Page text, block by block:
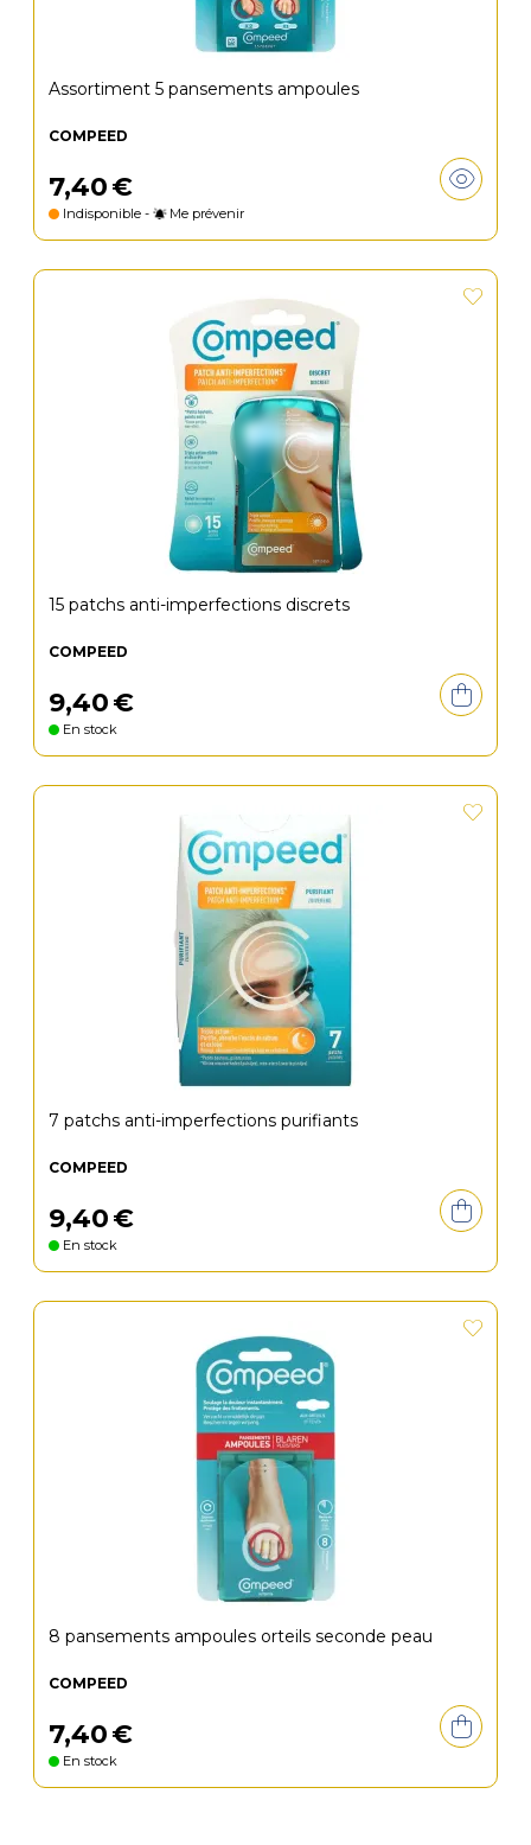
Assortiment 5 pansements ampoules
COMPEED
7,40€
Indisponible - Me prévenir
15 patchs anti-imperfections discrets
COMPEED
9,40€
En stock
7 patchs anti-imperfections purifiants
COMPEED
9,40€
En stock
8 pansements ampoules orteils seconde peau
COMPEED
7,40€
En stock